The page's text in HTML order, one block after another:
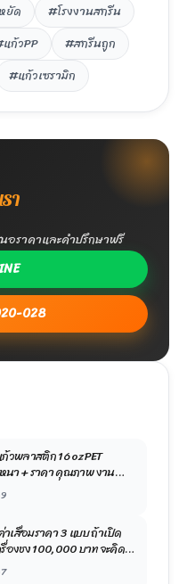
ยัด
#โรงงานสกรีน
ก้วPP
#สกรีนถูก
#แก้วเซรามิก
า
อราคาและคำปรึกษาฟรี
028
พลาสติก 16 oz PET
นา + ราคา คุณภาพ งาน
เสื่อมราคา 3 แบบ ถ้าเปิด
องชง 100,000 บาท จะคิด